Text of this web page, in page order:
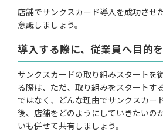
店舗でサンクスカード導入を成功させ
意識しましょう。
導入する際に、従業員へ目的
サンクスカードの取り組みスタートを
る際は、ただ、取り組みをスタートす
ではなく、どんな理由でサンクスカー
後、店舗をどのようにしていきたいの
いも併せて共有しましょう。